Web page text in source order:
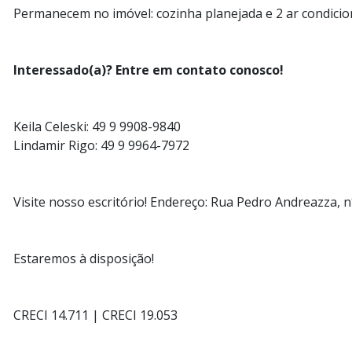
Permanecem no imóvel: cozinha planejada e 2 ar
Interessado(a)? Entre em contato conosco!
Keila Celeski: 49 9 9908-9840
Lindamir Rigo: 49 9 9964-7972
Visite nosso escritório! Endereço: Rua Pedro Andreazza,
Estaremos à disposição!
CRECI 14.711 | CRECI 19.053